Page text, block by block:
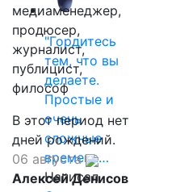
"Гордитесь
тем, что вы
делаете.
Простые и
очень
сложные
времена…
Написал
медиаменеджер,
продюсер,
журналист,
публицист,
философ
В этот период нет
дней рождений.
06 августа
Алексей Денисов